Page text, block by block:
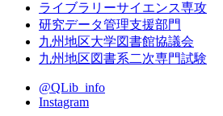
ライブラリーサイエンス専攻
研究データ管理支援部門
九州地区大学図書館協議会
九州地区図書系二次専門試験
@QLib_info
Instagram